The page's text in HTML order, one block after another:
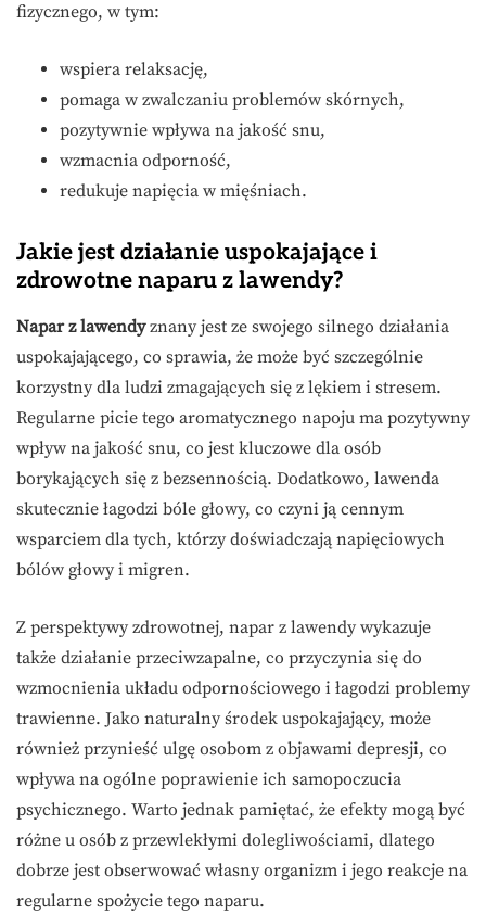
fizycznego, w tym:
wspiera relaksację,
pomaga w zwalczaniu problemów skórnych,
pozytywnie wpływa na jakość snu,
wzmacnia odporność,
redukuje napięcia w mięśniach.
Jakie jest działanie uspokajające i
zdrowotne naparu z lawendy?
Napar z lawendyznany jest ze swojego silnego działania
uspokajającego, co sprawia, że może być szczególnie
korzystny dla ludzi zmagających się z lękiem i stresem.
Regularne picie tego aromatycznego napoju ma pozytywny
wpływ na jakość snu, co jest kluczowe dla osób
borykających się z bezsennością. Dodatkowo, lawenda
skutecznie łagodzi bóle głowy, co czyni ją cennym
wsparciem dla tych, którzy doświadczają napięciowych
bólów głowy i migren.
Z perspektywy zdrowotnej, napar z lawendy wykazuje
także działanie przeciwzapalne, co przyczynia się do
wzmocnienia układu odpornościowego i łagodzi problemy
trawienne. Jako naturalny środek uspokajający, może
również przynieść ulgę osobom z objawami depresji, co
wpływa na ogólne poprawienie ich samopoczucia
psychicznego. Warto jednak pamiętać, że efekty mogą być
różne u osób z przewlekłymi dolegliwościami, dlatego
dobrze jest obserwować własny organizm i jego reakcje na
regularne spożycie tego naparu.